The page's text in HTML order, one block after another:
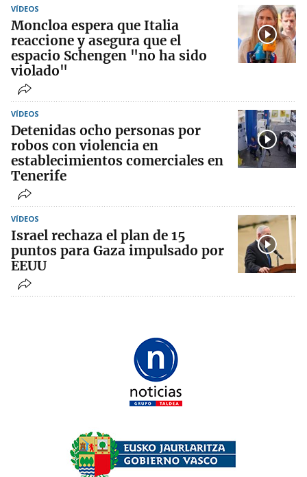
VÍDEOS
Moncloa espera que Italia
reaccione y asegura que el
espacio Schengen "no ha sido
violado"
VÍDEOS
Detenidas ocho personas por
robos con violencia en
establecimientos comerciales en
Tenerife
VÍDEOS
Israel rechaza el plan de 15
puntos para Gaza impulsado por
EEUU